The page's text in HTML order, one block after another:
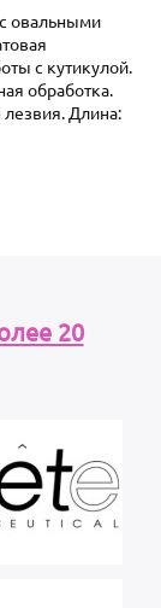
овальными
с кутикулой.
обработка.
Длина:
20